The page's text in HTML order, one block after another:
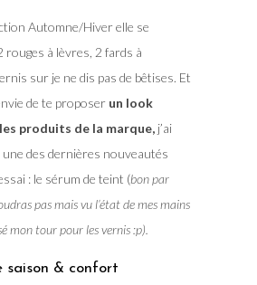
Automne/Hiver elle se
rouges à lèvres, 2 fards à
sur je ne dis pas de bêtises. Et
de te proposer un look
produits de la marque, j’ai
une des dernières nouveautés
: le sérum de teint (bon par
pas mais vu l’état de mes mains
mon tour pour les vernis :p).
saison & confort